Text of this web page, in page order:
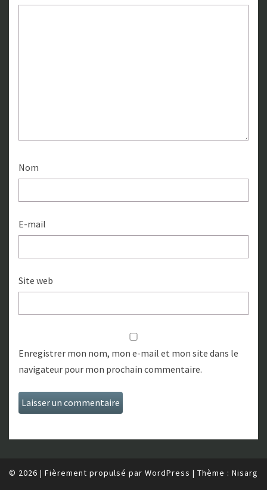
Nom
E-mail
Site web
Enregistrer mon nom, mon e-mail et mon site dans le
navigateur pour mon prochain commentaire.
© 2026 | Fièrement propulsé par WordPress | Thème : Nisarg